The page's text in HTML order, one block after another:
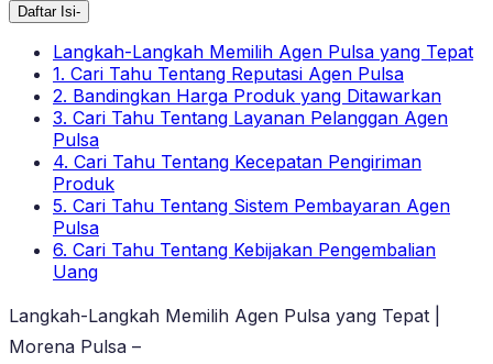
Daftar Isi-
Langkah-Langkah Memilih Agen Pulsa yang Tepat
1. Cari Tahu Tentang Reputasi Agen Pulsa
2. Bandingkan Harga Produk yang Ditawarkan
3. Cari Tahu Tentang Layanan Pelanggan Agen
Pulsa
4. Cari Tahu Tentang Kecepatan Pengiriman
Produk
5. Cari Tahu Tentang Sistem Pembayaran Agen
Pulsa
6. Cari Tahu Tentang Kebijakan Pengembalian
Uang
Langkah-Langkah Memilih Agen Pulsa yang Tepat |
Morena Pulsa –